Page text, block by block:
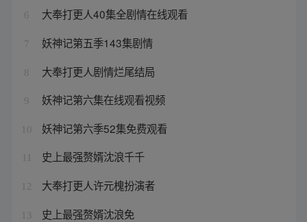
6 大奉打更人40集全剧情在线观看
7 妖神记第五季143集剧情
8 大奉打更人剧情烂尾结局
9 妖神记第六集在线观看视频
10 妖神记第六季52集免费观看
史上最强赘婿沈浪千千
12 大奉打更人许元槐扮演者
13 史上最强赘婿沈浪免